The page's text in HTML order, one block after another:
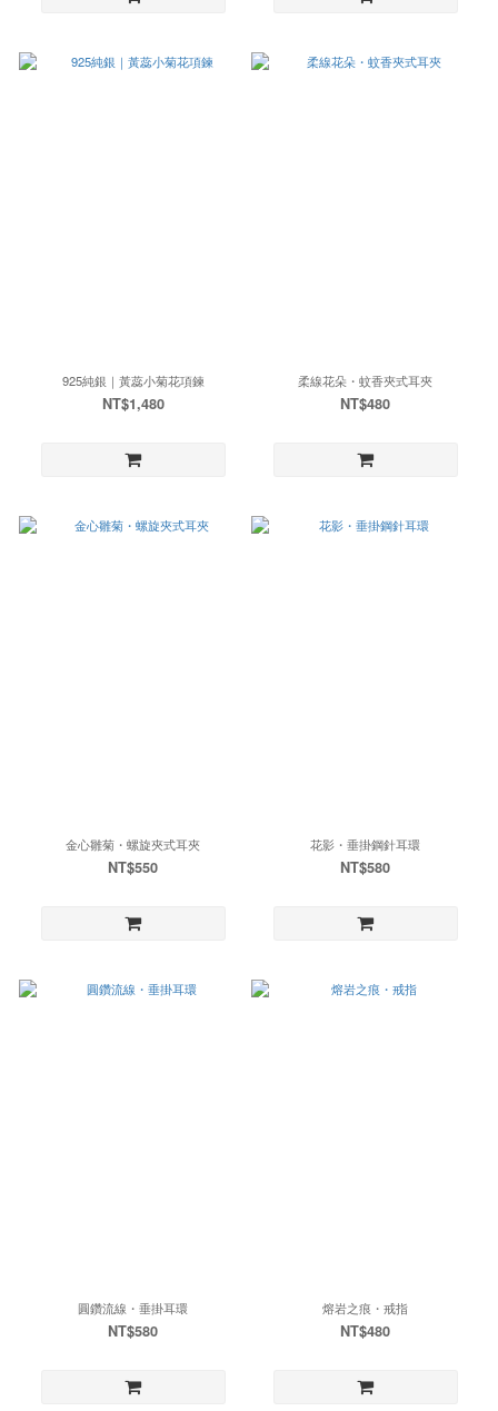
925純銀｜黃蕊小菊花項鍊
NT$1,480
柔線花朵・蚊香夾式耳夾
NT$480
金心雛菊・螺旋夾式耳夾
NT$550
花影・垂掛鋼針耳環
NT$580
圓鑽流線・垂掛耳環
NT$580
熔岩之痕・戒指
NT$480